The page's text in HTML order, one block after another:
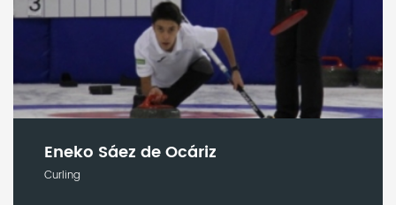
Eneko Sáez de Ocáriz
Curling